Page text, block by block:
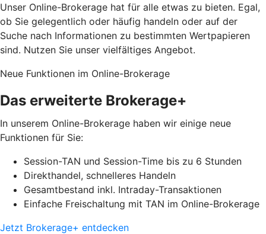
Unser Online-Brokerage hat für alle etwas zu bieten. Egal,
ob Sie gelegentlich oder häufig handeln oder auf der
Suche nach Informationen zu bestimmten Wertpapieren
sind. Nutzen Sie unser vielfältiges Angebot.
Neue Funktionen im Online-Brokerage
Das erweiterte Brokerage+
In unserem Online-Brokerage haben wir einige neue
Funktionen für Sie:
Session-TAN und Session-Time bis zu 6 Stunden
Direkthandel, schnelleres Handeln
Gesamtbestand inkl. Intraday-Transaktionen
Einfache Freischaltung mit TAN im Online-Brokerage
Jetzt Brokerage+ entdecken